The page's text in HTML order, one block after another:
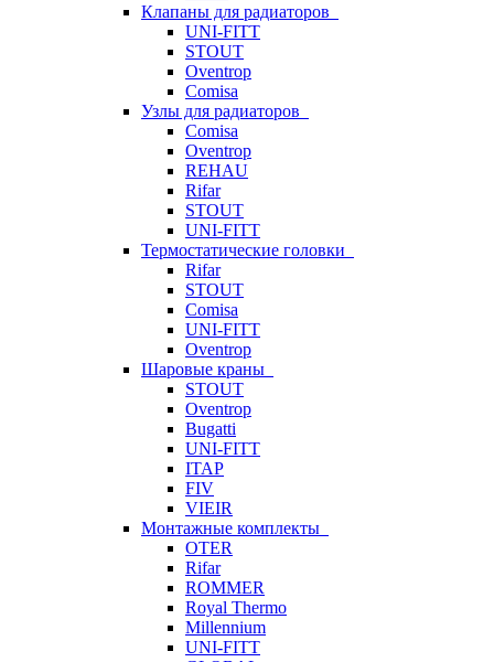
Клапаны для радиаторов
UNI-FITT
STOUT
Oventrop
Comisa
Узлы для радиаторов
Comisa
Oventrop
REHAU
Rifar
STOUT
UNI-FITT
Термостатические головки
Rifar
STOUT
Comisa
UNI-FITT
Oventrop
Шаровые краны
STOUT
Oventrop
Bugatti
UNI-FITT
ITAP
FIV
VIEIR
Монтажные комплекты
OTER
Rifar
ROMMER
Royal Thermo
Millennium
UNI-FITT